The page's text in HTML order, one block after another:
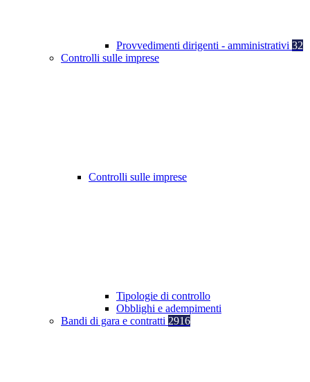
Provvedimenti dirigenti - amministrativi 32
Controlli sulle imprese
Controlli sulle imprese
Tipologie di controllo
Obblighi e adempimenti
Bandi di gara e contratti 2916